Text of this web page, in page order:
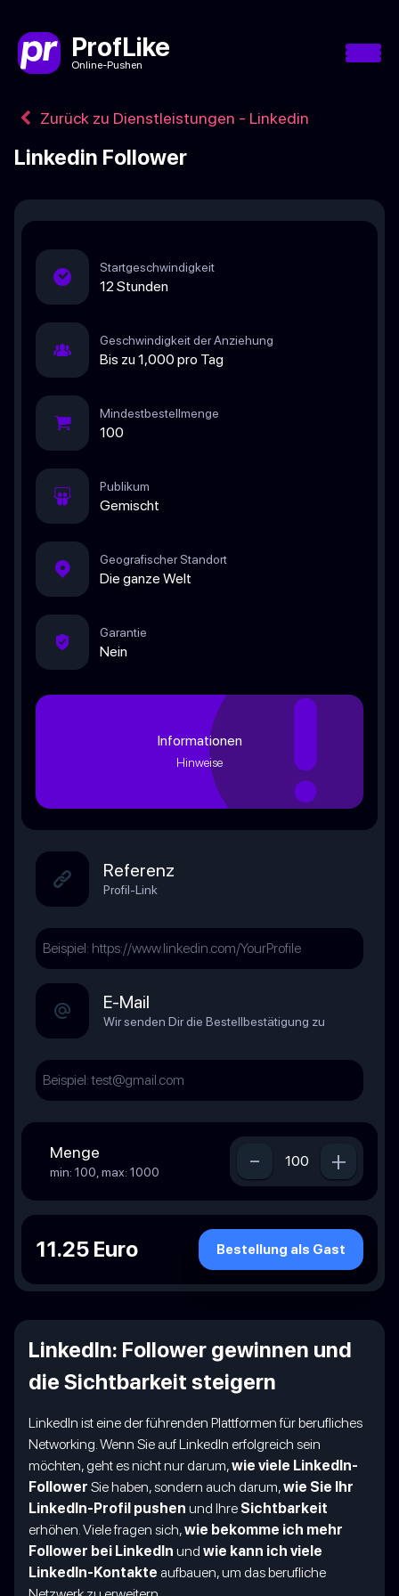
ProfLike
Online-Pushen
Zurück zu Dienstleistungen - Linkedin
Linkedin Follower
Startgeschwindigkeit
12 Stunden
Geschwindigkeit der Anziehung
Bis zu 1,000 pro Tag
Mindestbestellmenge
100
Publikum
Gemischt
Geografischer Standort
Die ganze Welt
Garantie
Nein
Informationen
Hinweise
Referenz
Profil-Link
E-Mail
Wir senden Dir die Bestellbestätigung zu
Menge
min: 100, max: 1000 - +
11.25 Euro Bestellung als Gast
LinkedIn: Follower gewinnen und
die Sichtbarkeit steigern
LinkedIn ist eine der führenden Plattformen für berufliches
Networking. Wenn Sie auf LinkedIn erfolgreich sein
möchten, geht es nicht nur darum,wie viele LinkedIn-
Follower Sie haben, sondern auch darum,wie Sie Ihr
LinkedIn-Profil pushen und Ihre Sichtbarkeit
erhöhen. Viele fragen sich,wie bekomme ich mehr
Follower bei LinkedIn und wie kann ich viele
LinkedIn-Kontakte aufbauen, um das berufliche